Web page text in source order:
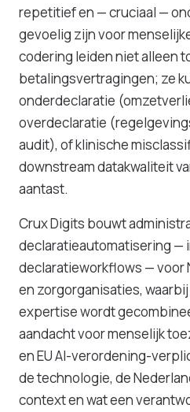
repetitief en — cruciaal —
gevoelig zijn voor
codering leiden niet alleen
betalingsvertragingen; ze
onderdeclaratie
overdeclaratie
audit), of klinische
downstream datakwaliteit
aantast.
Crux Digits bouwt
declaratieautomatisering —
declaratieworkflows — voor
en zorgorganisaties, waarbij
expertise wordt
aandacht voor menselijk
en EU AI-verordening-
de technologie, de
context en wat een